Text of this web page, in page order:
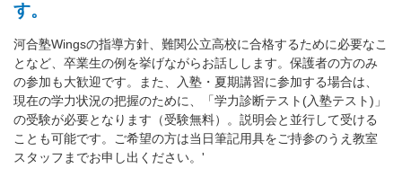
す。
河合塾Wingsの指導方針、難関公立高校に合格するために必要なこ
となど、卒業生の例を挙げながらお話しします。保護者の方のみ
の参加も大歓迎です。また、入塾・夏期講習に参加する場合は、
現在の学力状況の把握のために、「学力診断テスト(入塾テスト)」
の受験が必要となります（受験無料）。説明会と並行して受ける
ことも可能です。ご希望の方は当日筆記用具をご持参のうえ教室
スタッフまでお申し出ください。'